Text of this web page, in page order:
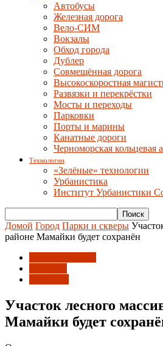
Автобусы
Железная дорога
Вело-СИМ
Вокзалы
Обход города
Дублер
Совмещённая дорога
Высокоскоростная
Развязки и перекрёстки
Мосты и переходы
Парковки
Порты и марины
Канатные дороги
Черноморская кольцевая
Технологии
«Зелёные» технологии
Урбанистика
Институт Урбанистики
Домой Город Парки и скверы
районе Мамайки будет сохранён
Участок лесного
Мамайки будет